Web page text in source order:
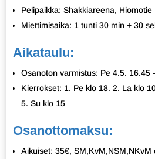
Pelipaikka: Shakkiareena, Hiomotie
Miettimisaika: 1 tunti 30 min + 30
Aikataulu:
Osanoton varmistus: Pe 4.5. 16.45
Kierrokset: 1. Pe klo 18. 2. La klo
5. Su klo 15
Osanottomaksu:
Aikuiset: 35€, SM,KvM,NSM,NKvM